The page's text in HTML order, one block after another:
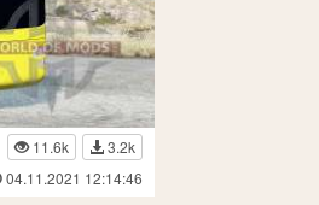
11.6k
3.2k
04.11.2021 12:14:46